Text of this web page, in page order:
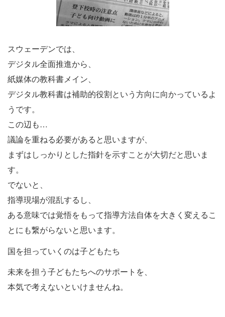
スウェーデンでは、
デジタル全面推進から、
紙媒体の教科書メイン、
デジタル教科書は補助的役割という方向に向かっているよ
うです。
この辺も…
議論を重ねる必要があると思いますが、
まずはしっかりとした指針を示すことが大切だと思いま
す。
でないと、
指導現場が混乱するし、
ある意味では覚悟をもって指導方法自体を大きく変えるこ
とにも繋がらないと思います。
国を担っていくのは子どもたち
未来を担う子どもたちへのサポートを、
本気で考えないといけませんね。